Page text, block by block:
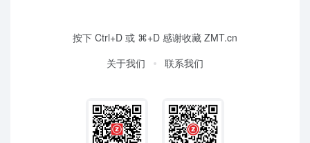
按下 Ctrl+D 或 ⌘+D 感谢收藏 ZMT.cn
关于我们
联系我们